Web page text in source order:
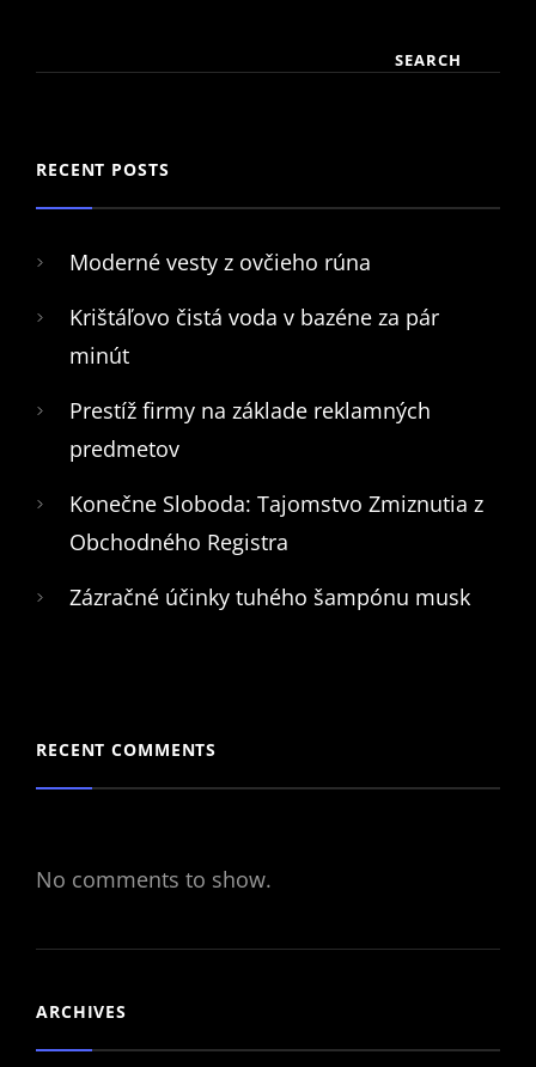
SEARCH
RECENT POSTS
Moderné vesty z ovčieho rúna
Krištáľovo čistá voda v bazéne za pár
minút
Prestíž firmy na základe reklamných
predmetov
Konečne Sloboda: Tajomstvo Zmiznutia z
Obchodného Registra
Zázračné účinky tuhého šampónu musk
RECENT COMMENTS
No comments to show.
ARCHIVES